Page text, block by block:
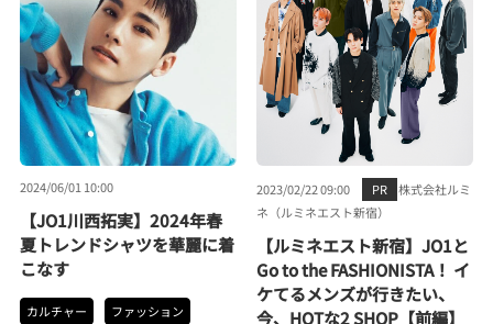
2024/06/01 10:00
【JO1川西拓実】2024年春
夏トレンドシャツを華麗に着
こなす
カルチャー
ファッション
2023/02/22 09:00 PR
株式会社ルミ
ネ（ルミネエスト新宿）
【ルミネエスト新宿】JO1と
Go to the FASHIONISTA！ イ
ケてるメンズが行きたい、
今、HOTな2 SHOP【前編】